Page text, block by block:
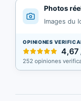
Photos
Images du
OPINIONES
4,67
252 opiniones